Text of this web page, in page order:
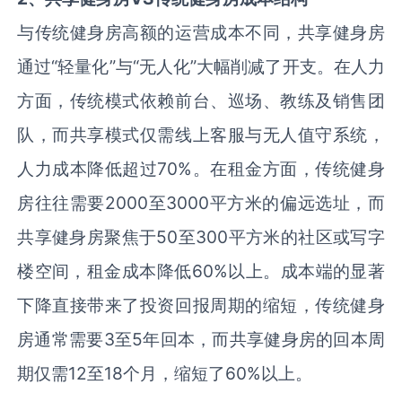
与传统健身房高额的运营成本不同，共享健身房
通过“轻量化”与“无人化”大幅削减了开支。在人力
方面，传统模式依赖前台、巡场、教练及销售团
队，而共享模式仅需线上客服与无人值守系统，
人力成本降低超过70% 。在租金方面，传统健身
房往往需要2000至3000平方米的偏远选址，而
共享健身房聚焦于50至300平方米的社区或写字
楼空间，租金成本降低60%以上。成本端的显著
下降直接带来了投资回报周期的缩短，传统健身
房通常需要3至5年回本，而共享健身房的回本周
期仅需12至18个月，缩短了60%以上。